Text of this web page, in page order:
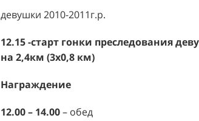
девушки 2010-2011г.р.
12.15 -старт гонки преследования
на 2,4км (3х0,8 км)
Награждение
12.00 – 14.00– обед